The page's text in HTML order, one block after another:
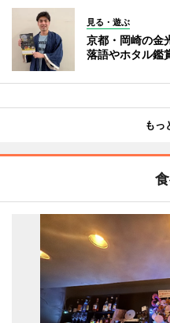
見る・遊ぶ
京都・岡崎の金
落語やホタル鑑
もっ